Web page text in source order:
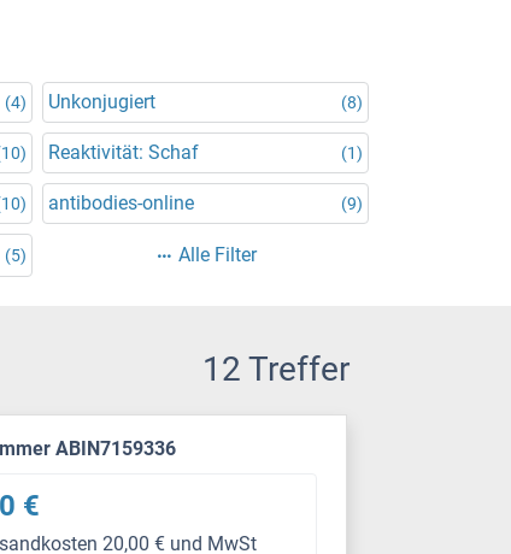
(4) Unkonjugiert (8)
Reaktivität: Schaf (1)
antibodies-online (9)
(5) Alle Filter
12 Treffer
ABIN7159336
€
20,00 € und MwSt